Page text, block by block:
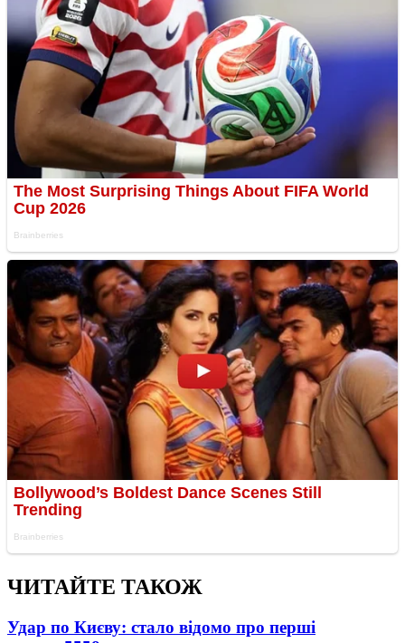
ЧИТАЙТЕ ТАКОЖ
Удар по Києву: стало відомо про перші